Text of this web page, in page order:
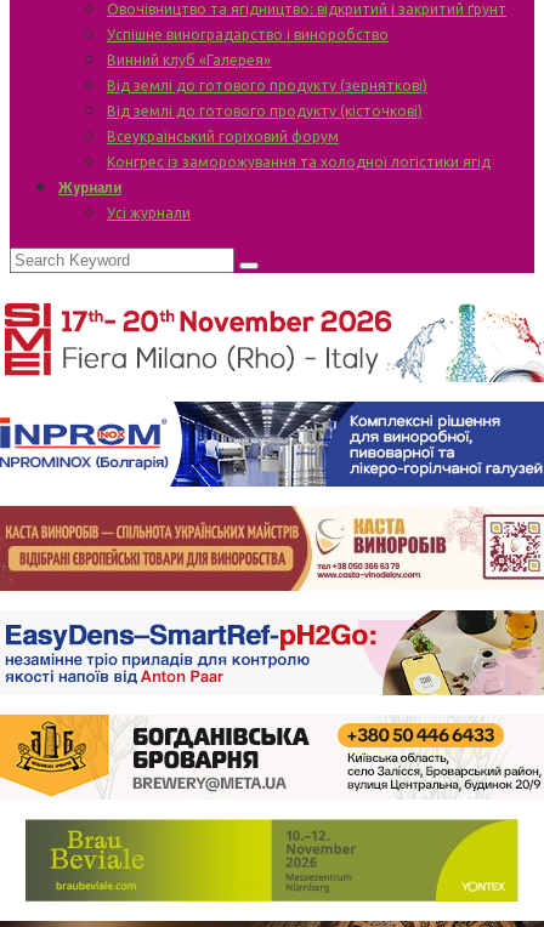
Овочівництво та ягідництво: відкритий і закритий ґрунт
Успішне виноградарство і виноробство
Винний клуб «Галерея»
Від землі до готового продукту (зерняткові)
Від землі до готового продукту (кісточкові)
Всеукраїнський горіховий форум
Конгрес із заморожування та холодної логістики ягід
Журнали
Усі журнали